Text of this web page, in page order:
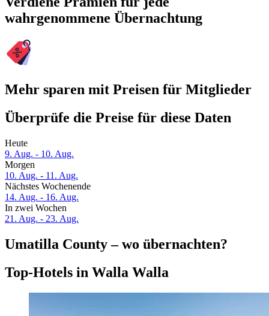
wahrgenommene Übernachtung
Mehr sparen mit Preisen für Mitglieder
Überprüfe die Preise für diese Daten
Heute
9. Aug. - 10. Aug.
Morgen
10. Aug. - 11. Aug.
Nächstes Wochenende
14. Aug. - 16. Aug.
In zwei Wochen
21. Aug. - 23. Aug.
Umatilla County – wo übernachten?
Top-Hotels in Walla Walla